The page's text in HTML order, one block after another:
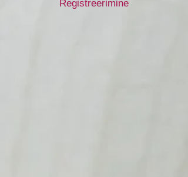
Registreerimine